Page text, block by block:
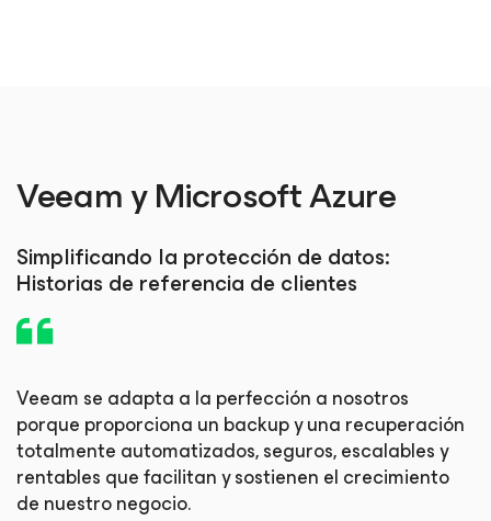
Veeam y Microsoft Azure
Simplificando la protección de datos:
Historias de referencia de clientes
Veeam se adapta a la perfección a nosotros
porque proporciona un backup y una recuperación
totalmente automatizados, seguros, escalables y
rentables que facilitan y sostienen el crecimiento
de nuestro negocio.